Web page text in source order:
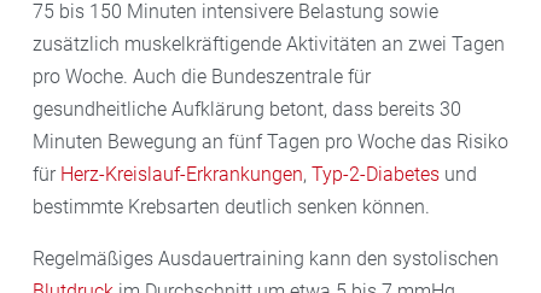
75 bis 150 Minuten intensivere Belastung sowie
zusätzlich muskelkräftigende Aktivitäten an zwei Tagen
pro Woche. Auch die Bundeszentrale für
gesundheitliche Aufklärung betont, dass bereits 30
Minuten Bewegung an fünf Tagen pro Woche das Risiko
für Herz-Kreislauf-Erkrankungen, Typ-2-Diabetes und
bestimmte Krebsarten deutlich senken können.
Regelmäßiges Ausdauertraining kann den systolischen